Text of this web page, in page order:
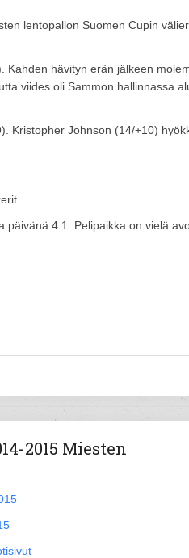
lentopallon Suomen Cupin
Kahden hävityn erän jälkeen
viides oli Sammon hallinnassa
Kristopher Johnson (14/+10)
4.1. Pelipaikka on vielä
2015 Miesten